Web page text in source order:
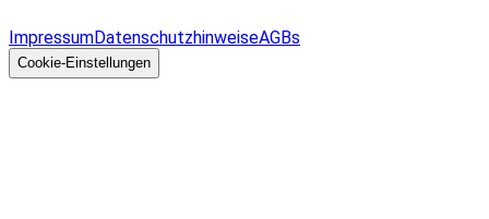
ImpressumDatenschutzhinweiseAGBs
Cookie-Einstellungen